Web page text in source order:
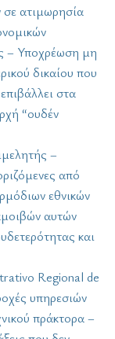
ατιμωρησία
– Υποχρέωση μη
δικαίου που
στα
“ουδέν
–
από
εθνικών
αυτών
και
Regional de
υπηρεσιών
πράκτορα –